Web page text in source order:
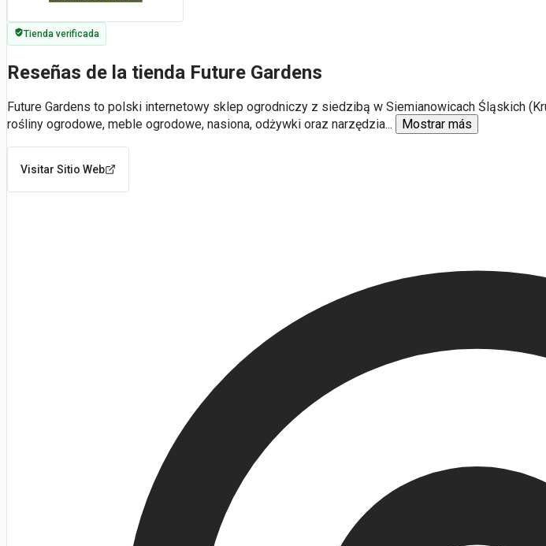
Tienda verificada
Reseñas de la tienda Future Gardens
Future Gardens to polski internetowy sklep ogrodniczy z siedzibą w Siemianowicach Śląskich
rośliny ogrodowe, meble ogrodowe, nasiona, odżywki oraz narzędzia... Mostrar más
Visitar Sitio Web